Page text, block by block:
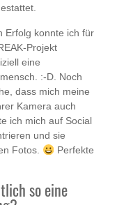
Erfolg konnte ich für
Projekt
eine
:-D. Noch
dass mich meine
Kamera auch
ich mich auf Social
und sie
Fotos.
Perfekte
so eine